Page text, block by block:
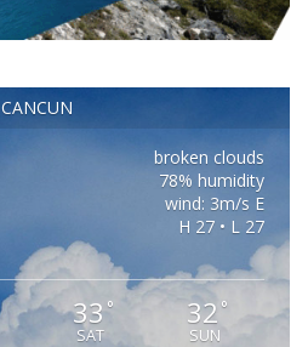
CANCUN
broken clouds
78% humidity
wind: 3m/s E
H 27 • L 27
33 °
SAT
32 °
SUN